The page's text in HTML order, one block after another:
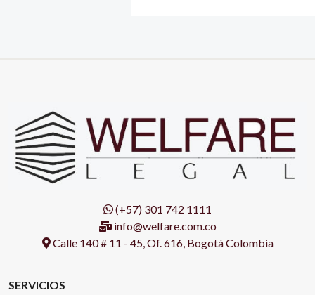
(+57) 301 742 1111
info@welfare.com.co
Calle 140 # 11 - 45, Of. 616, Bogotá Colombia
SERVICIOS